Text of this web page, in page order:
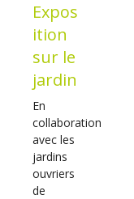
Expos
ition
sur le
jardin
En
collaboration
avec les
jardins
ouvriers
de